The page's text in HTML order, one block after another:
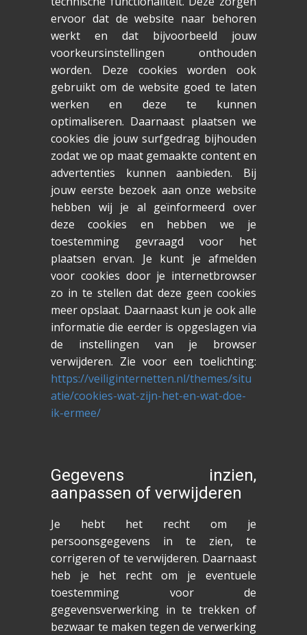
ervoor dat de website naar behoren
werkt en dat bijvoorbeeld jouw
voorkeursinstellingen onthouden
worden. Deze cookies worden ook
gebruikt om de website goed te laten
werken en deze te kunnen
optimaliseren. Daarnaast plaatsen we
cookies die jouw surfgedrag bijhouden
zodat we op maat gemaakte content en
advertenties kunnen aanbieden. Bij
jouw eerste bezoek aan onze website
hebben wij je al geïnformeerd over
deze cookies en hebben we je
toestemming gevraagd voor het
plaatsen ervan. Je kunt je afmelden
voor cookies door je internetbrowser
zo in te stellen dat deze geen cookies
meer opslaat. Daarnaast kun je ook alle
informatie die eerder is opgeslagen via
de instellingen van je browser
verwijderen. Zie voor een toelichting:
https://veiliginternetten.nl/themes/situ
atie/cookies-wat-zijn-het-en-wat-doe-
ik-ermee/
Gegevens inzien,
aanpassen of verwijderen
Je hebt het recht om je
persoonsgegevens in te zien, te
corrigeren of te verwijderen. Daarnaast
heb je het recht om je eventuele
toestemming voor de
gegevensverwerking in te trekken of
bezwaar te maken tegen de verwerking